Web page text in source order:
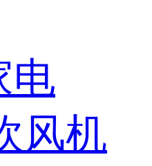
电
风机